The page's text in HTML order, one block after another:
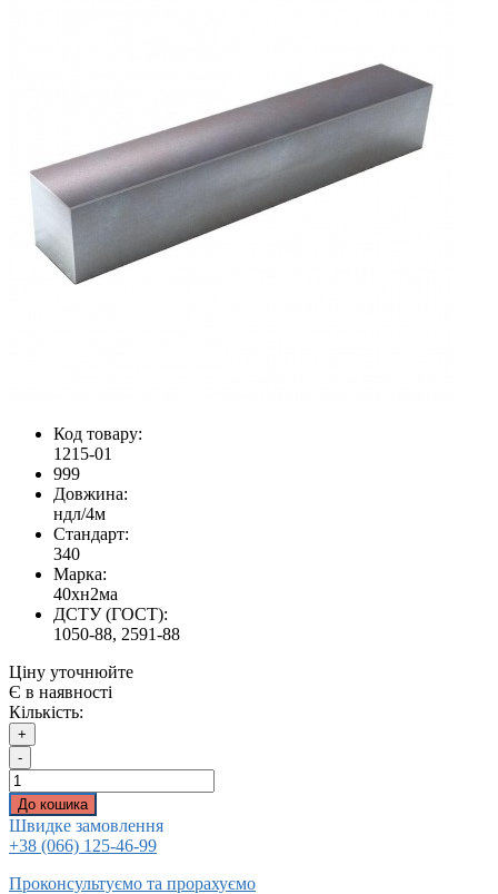
Код товару:
1215-01
999
Довжина:
ндл/4м
Стандарт:
340
Марка:
40хн2ма
ДСТУ (ГОСТ):
1050-88, 2591-88
Ціну уточнюйте
Є в наявності
Кількість:
+
-
До кошика
Швидке замовлення
+38 (066) 125-46-99
Проконсультуємо та прорахуємо